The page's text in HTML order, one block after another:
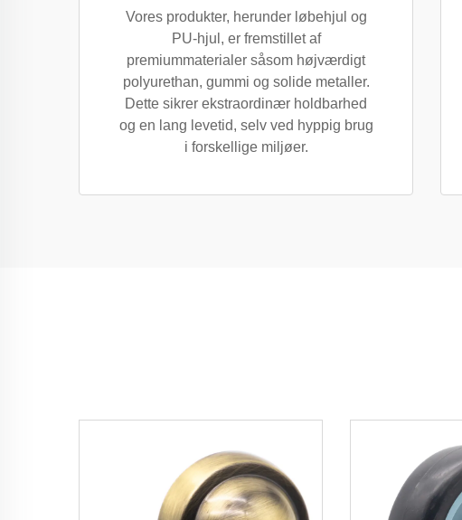
Vores produkter, herunder løbehjul og
PU-hjul, er fremstillet af
premiummaterialer såsom højværdigt
polyurethan, gummi og solide metaller.
Dette sikrer ekstraordinær holdbarhed
og en lang levetid, selv ved hyppig brug
i forskellige miljøer.